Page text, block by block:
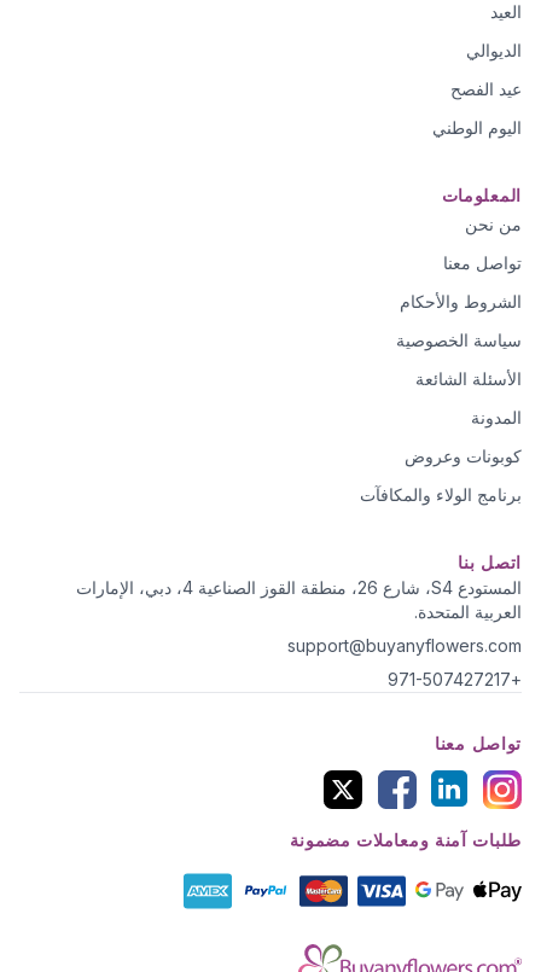
العيد
الديوالي
عيد الفصح
اليوم الوطني
المعلومات
من نحن
تواصل معنا
الشروط والأحكام
سياسة الخصوصية
الأسئلة الشائعة
المدونة
كوبونات وعروض
برنامج الولاء والمكافآت
اتصل بنا
المستودع S4، شارع 26، منطقة القوز الصناعية 4، دبي، الإمارات
العربية المتحدة.
support@buyanyflowers.com
+971-507427217
تواصل معنا
طلبات آمنة ومعاملات مضمونة